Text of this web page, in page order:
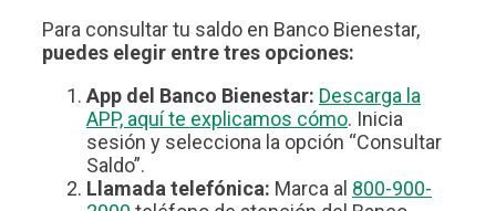
Para consultar tu saldo en Banco Bienestar,
puedes elegir entre tres opciones:
App del Banco Bienestar: Descarga la
APP, aquí te explicamos cómo. Inicia
sesión y selecciona la opción “Consultar
Saldo”.
Llamada telefónica: Marca al 800-900-